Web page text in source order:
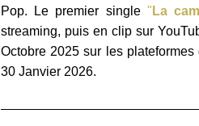
Pop. Le premier single " La
streaming, puis en clip sur
Octobre 2025 sur les
30 Janvier 2026.